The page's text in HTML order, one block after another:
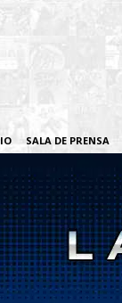
SALA DE PRENSA